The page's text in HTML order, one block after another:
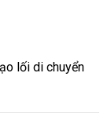
lối di chuyển